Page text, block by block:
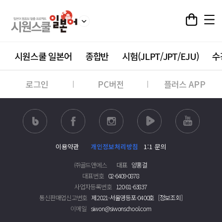
시원스쿨 일본어 종합반 시험(JLPT/JPT/EJU)
로그인 PC버전 플러스 APP
이용약관 개인정보처리방침
1:1 문의
㈜골드앤에스
대표 양홍걸
대표번호 02-6409-0878
사업자등록번호 120-81-63837
통신판매업신고번호 제2021-서울영등포-0400호 [정보조회]
이메일 siwon@siwonschool.com